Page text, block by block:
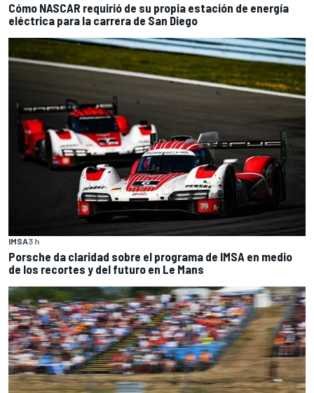
Cómo NASCAR requirió de su propia estación de energía
eléctrica para la carrera de San Diego
IMSA3 h
Porsche da claridad sobre el programa de IMSA en medio
de los recortes y del futuro en Le Mans